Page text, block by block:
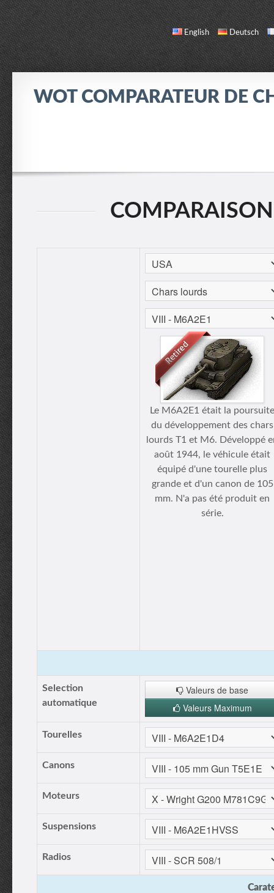
English Deutsch
WOT COMPARATEUR DE
Le M6A2E1 était la poursuite
du développement des chars
lourds T1 et M6. Développé
août 1944, le véhicule était
équipé d'une tourelle plus
grande et d'un canon de 105
mm. N'a pas été produit en
série.
Selection
automatique
Valeurs de base
Valeurs Maximum
Tourelles
Canons
Moteurs
Suspensions
Radios